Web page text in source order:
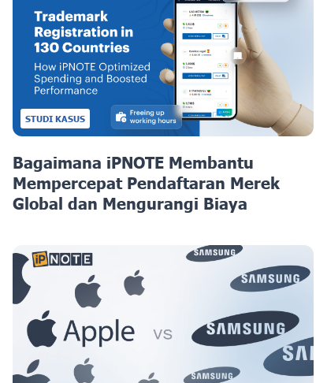
STUDI KASUS
Bagaimana iPNOTE Membantu
Mempercepat Pendaftaran Merek
Global dan Mengurangi Biaya